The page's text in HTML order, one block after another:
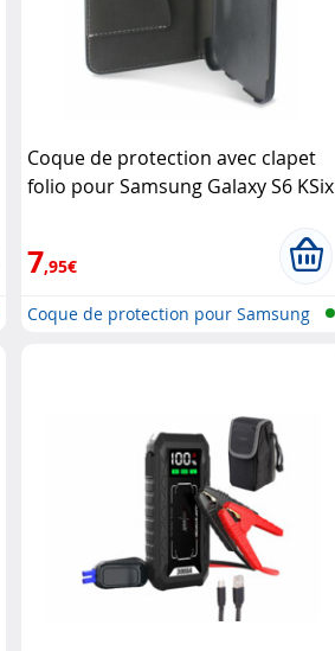
Coque de protection avec clapet
folio pour Samsung Galaxy S6 KSix
7,95€
Coque de protection pour Samsung